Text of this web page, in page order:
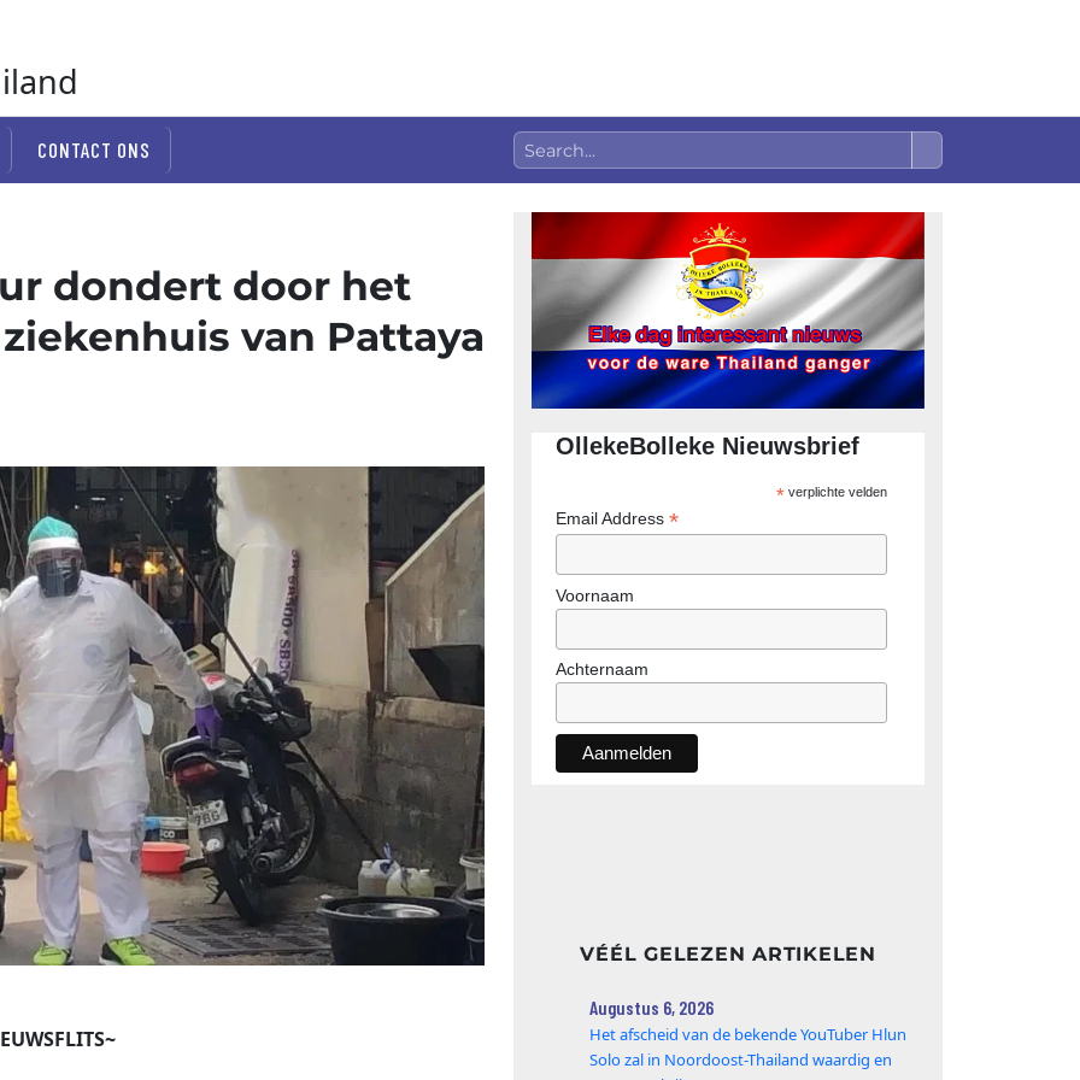
CONTACT ONS
dondert door het
van Pattaya
OllekeBolleke Nieuwsbrief
*verplichte velden
Email Address *
Voornaam
Achternaam
VÉÉL GELEZEN ARTIKELEN
Augustus 6, 2026
Het afscheid van de bekende YouTuber Hlun
Solo zal in Noordoost-Thailand waardig en